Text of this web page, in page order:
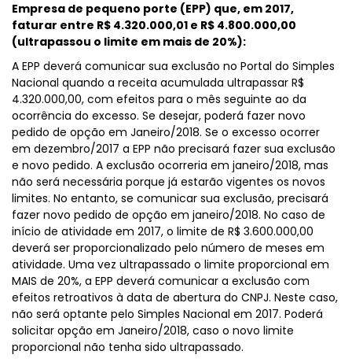
Empresa de pequeno porte (EPP) que, em 2017,
faturar entre R$ 4.320.000,01 e R$ 4.800.000,00
(ultrapassou o limite em mais de 20%):
A EPP deverá comunicar sua exclusão no Portal do Simples
Nacional quando a receita acumulada ultrapassar R$
4.320.000,00, com efeitos para o mês seguinte ao da
ocorrência do excesso. Se desejar, poderá fazer novo
pedido de opção em Janeiro/2018. Se o excesso ocorrer
em dezembro/2017 a EPP não precisará fazer sua exclusão
e novo pedido. A exclusão ocorreria em janeiro/2018, mas
não será necessária porque já estarão vigentes os novos
limites. No entanto, se comunicar sua exclusão, precisará
fazer novo pedido de opção em janeiro/2018. No caso de
início de atividade em 2017, o limite de R$ 3.600.000,00
deverá ser proporcionalizado pelo número de meses em
atividade. Uma vez ultrapassado o limite proporcional em
MAIS de 20%, a EPP deverá comunicar a exclusão com
efeitos retroativos à data de abertura do CNPJ. Neste caso,
não será optante pelo Simples Nacional em 2017. Poderá
solicitar opção em Janeiro/2018, caso o novo limite
proporcional não tenha sido ultrapassado.